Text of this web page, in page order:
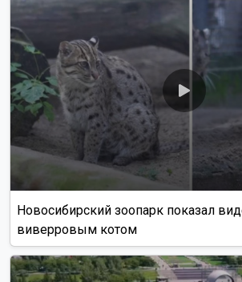
Новосибирский зоопарк показал
виверровым котом